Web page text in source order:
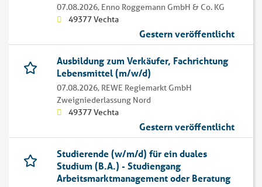
07.08.2026, Enno Roggemann GmbH & Co. KG
49377 Vechta
Gestern veröffentlicht
Ausbildung zum Verkäufer, Fachrichtung
Lebensmittel (m/w/d)
07.08.2026, REWE Regiemarkt GmbH
Zweigniederlassung Nord
49377 Vechta
Gestern veröffentlicht
Studierende (w/m/d) für ein duales
Studium (B.A.) - Studiengang
Arbeitsmarktmanagement oder Beratung